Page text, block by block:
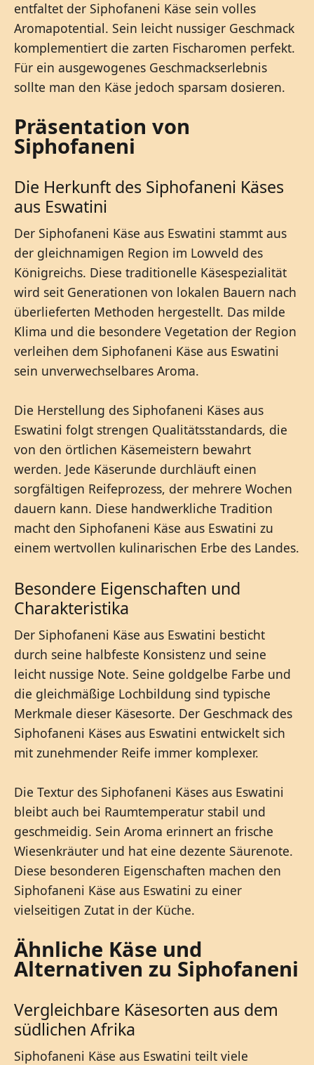
entfaltet der Siphofaneni Käse sein volles
Aromapotential. Sein leicht nussiger Geschmack
komplementiert die zarten Fischaromen perfekt.
Für ein ausgewogenes Geschmackserlebnis
sollte man den Käse jedoch sparsam dosieren.
Präsentation von
Siphofaneni
Die Herkunft des Siphofaneni Käses
aus Eswatini
Der Siphofaneni Käse aus Eswatini stammt aus
der gleichnamigen Region im Lowveld des
Königreichs. Diese traditionelle Käsespezialität
wird seit Generationen von lokalen Bauern nach
überlieferten Methoden hergestellt. Das milde
Klima und die besondere Vegetation der Region
verleihen dem Siphofaneni Käse aus Eswatini
sein unverwechselbares Aroma.
Die Herstellung des Siphofaneni Käses aus
Eswatini folgt strengen Qualitätsstandards, die
von den örtlichen Käsemeistern bewahrt
werden. Jede Käserunde durchläuft einen
sorgfältigen Reifeprozess, der mehrere Wochen
dauern kann. Diese handwerkliche Tradition
macht den Siphofaneni Käse aus Eswatini zu
einem wertvollen kulinarischen Erbe des Landes.
Besondere Eigenschaften und
Charakteristika
Der Siphofaneni Käse aus Eswatini besticht
durch seine halbfeste Konsistenz und seine
leicht nussige Note. Seine goldgelbe Farbe und
die gleichmäßige Lochbildung sind typische
Merkmale dieser Käsesorte. Der Geschmack des
Siphofaneni Käses aus Eswatini entwickelt sich
mit zunehmender Reife immer komplexer.
Die Textur des Siphofaneni Käses aus Eswatini
bleibt auch bei Raumtemperatur stabil und
geschmeidig. Sein Aroma erinnert an frische
Wiesenkräuter und hat eine dezente Säurenote.
Diese besonderen Eigenschaften machen den
Siphofaneni Käse aus Eswatini zu einer
vielseitigen Zutat in der Küche.
Ähnliche Käse und
Alternativen zu Siphofaneni
Vergleichbare Käsesorten aus dem
südlichen Afrika
Siphofaneni Käse aus Eswatini teilt viele